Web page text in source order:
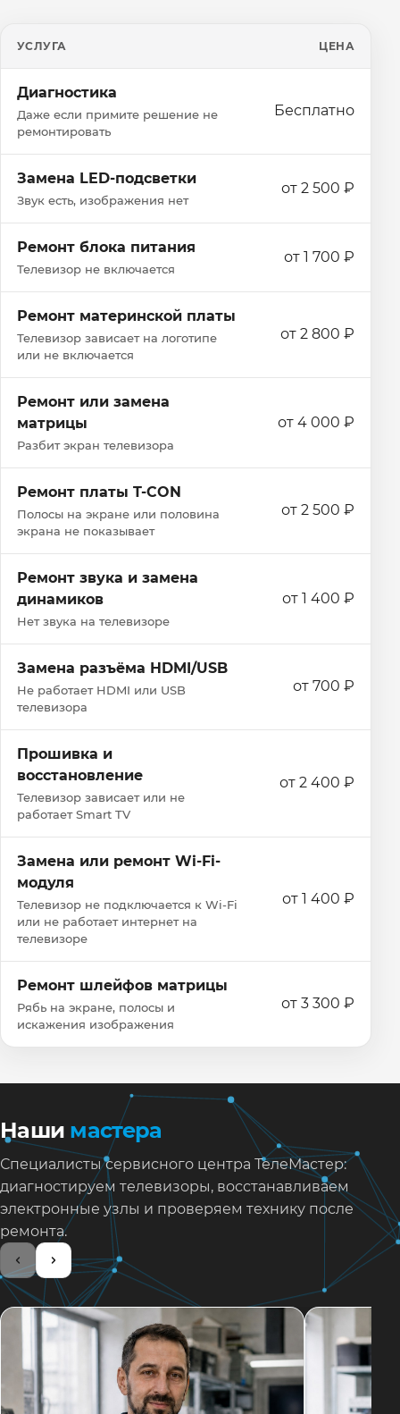
УСЛУГА ЦЕНА
Диагностика
Даже если примите решение не
ремонтировать
Бесплатно
Замена LED-подсветки
Звук есть, изображения нет
от 2 500 ₽
Ремонт блока питания
Телевизор не включается
от 1 700 ₽
Ремонт материнской платы
Телевизор зависает на логотипе
или не включается
от 2 800 ₽
Ремонт или замена
матрицы
Разбит экран телевизора
от 4 000 ₽
Ремонт платы T-CON
Полосы на экране или половина
экрана не показывает
от 2 500 ₽
Ремонт звука и замена
динамиков
Нет звука на телевизоре
от 1 400 ₽
Замена разъёма HDMI/USB
Не работает HDMI или USB
телевизора
от 700 ₽
Прошивка и
восстановление
Телевизор зависает или не
работает Smart TV
от 2 400 ₽
Замена или ремонт Wi‑Fi-
модуля
Телевизор не подключается к Wi‑Fi
или не работает интернет на
телевизоре
от 1 400 ₽
Ремонт шлейфов матрицы
Рябь на экране, полосы и
искажения изображения
от 3 300 ₽
Наши мастера
Специалисты сервисного центра ТелеМастер:
диагностируем телевизоры, восстанавливаем
электронные узлы и проверяем технику после
ремонта.